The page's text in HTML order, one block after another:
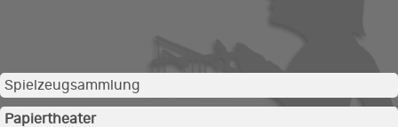
Spielzeugsammlung
Papiertheater